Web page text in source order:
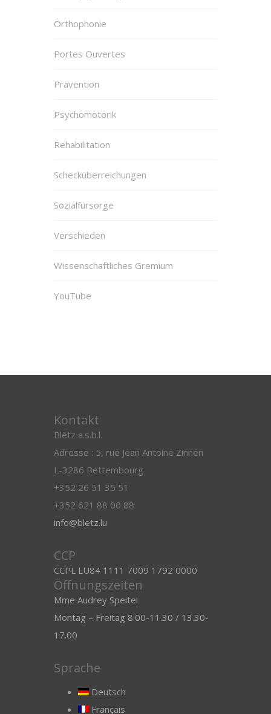
Orthophonie
Portes Ouvertes
Prävention
Psychomotorik
Rehabilitation
Schecküberreichungen
Sozialfürsorge
Verschieden
Wissenschaftliches Gremium
YouTube
Kontakt
Blëtz a.s.b.l.
Adresse : 5, rue Jean Antoine Zinnen
L-3286 Bettembourg
+352 26 51 35 51
+352 621 88 00 88
info@bletz.lu
CCP
CCPL LU84 1111 7009 1792 0000
Öffnungszeiten
Mme Audrey Speitel
Montag – Freitag 8.00-11.30 / 13.30-
17.00
Sprache
Deutsch
Français